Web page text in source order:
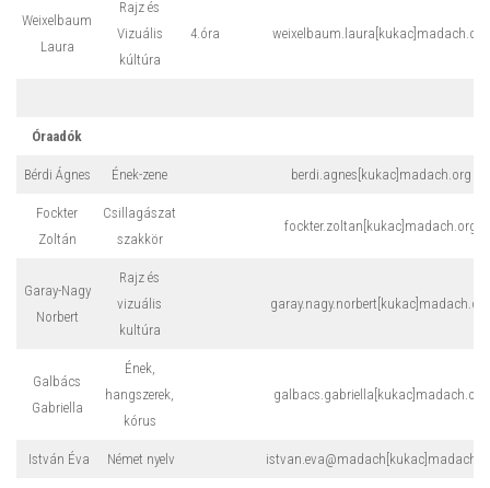
Weixelbaum
Laura
Rajz és
Vizuális
kúltúra
4.óra weixelbaum.laura[kukac]madach.org
Óraadók
Bérdi Ágnes Ének-zene berdi.agnes[kukac]madach.org
Fockter
Zoltán
Csillagászat
szakkör
fockter.zoltan[kukac]madach.org
Garay-Nagy
Norbert
Rajz és
vizuális
kultúra
garay.nagy.norbert[kukac]madach.org
Galbács
Gabriella
Ének,
hangszerek,
kórus
galbacs.gabriella[kukac]madach.org
István Éva Német nyelv